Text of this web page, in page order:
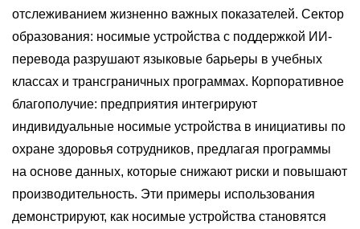
отслеживанием жизненно важных показателей. Сектор
образования: носимые устройства с поддержкой ИИ-
перевода разрушают языковые барьеры в учебных
классах и трансграничных программах. Корпоративное
благополучие: предприятия интегрируют
индивидуальные носимые устройства в инициативы по
охране здоровья сотрудников, предлагая программы
на основе данных, которые снижают риски и повышают
производительность. Эти примеры использования
демонстрируют, как носимые устройства становятся